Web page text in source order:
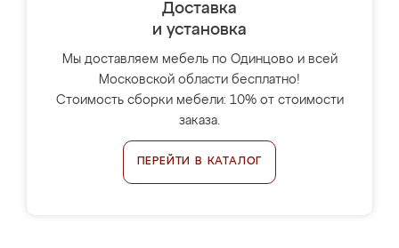
Доставка
и установка
Мы доставляем мебель по Одинцово и всей
Московской области бесплатно!
Стоимость сборки мебели: 10% от стоимости
заказа.
ПЕРЕЙТИ В КАТАЛОГ